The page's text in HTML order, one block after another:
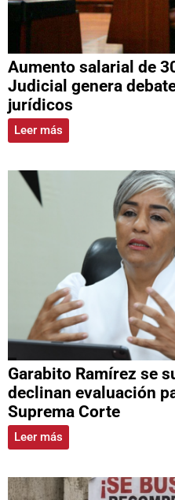
Aumento salarial de
Judicial genera
jurídicos
Leer más
Garabito Ramírez se
declinan evaluación
Suprema Corte
Leer más